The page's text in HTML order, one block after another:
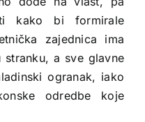
kako bi formirale
zajednica ima
stranku, a sve glavne
ogranak, iako
odredbe koje